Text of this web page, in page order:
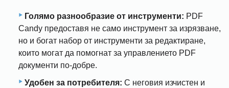
Голямо разнообразие от инструменти: PDF
Candy предоставя не само инструмент за изрязване,
но и богат набор от инструменти за редактиране,
които могат да помогнат за управлението PDF
документи по-добре.
Удобен за потребителя: С неговия изчистен и